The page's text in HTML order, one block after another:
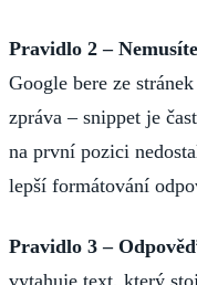
Pravidlo 2 –
Google bere ze
zpráva – snippet je
na první pozici
lepší formátování
Pravidlo 3 –
vytahuje text, který